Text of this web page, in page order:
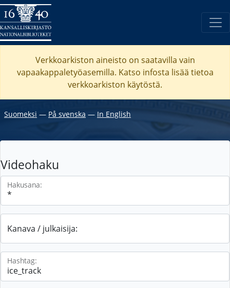
Verkkoarkiston aineisto on saatavilla vain
vapaakappaletyöasemilla. Katso infosta lisää tietoa
verkkoarkiston käytöstä.
Suomeksi ― På svenska ― In English
Videohaku
Hakusana:
Kanava / julkaisija:
Hashtag: